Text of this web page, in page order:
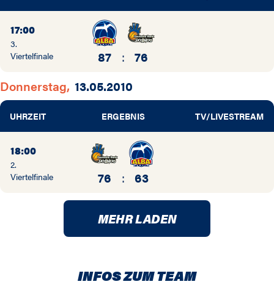
17:00
3.
Viertelfinale
87 : 76
Donnerstag, 13.05.2010
UHRZEIT ERGEBNIS TV/LIVESTREAM
18:00
2.
Viertelfinale
76 : 63
MEHR LADEN
INFOS ZUM TEAM